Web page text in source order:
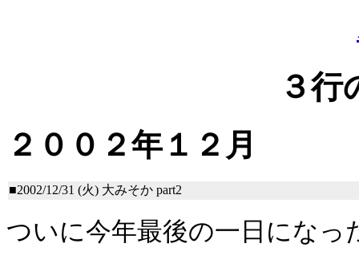
３行
２００２年１２月
■2002/12/31 (火) 大みそか part2
ついに今年最後の一日になっ